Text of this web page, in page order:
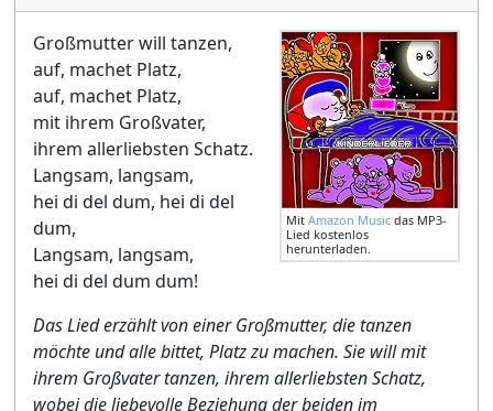
Mit Amazon Music das MP3-
Lied kostenlos
herunterladen.
Großmutter will tanzen,
auf, machet Platz,
auf, machet Platz,
mit ihrem Großvater,
ihrem allerliebsten Schatz.
Langsam, langsam,
hei di del dum, hei di del
dum,
Langsam, langsam,
hei di del dum dum!
Das Lied erzählt von einer Großmutter, die tanzen
möchte und alle bittet, Platz zu machen. Sie will mit
ihrem Großvater tanzen, ihrem allerliebsten Schatz,
wobei die liebevolle Beziehung der beiden im